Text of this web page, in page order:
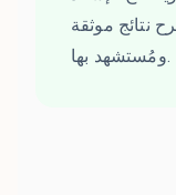
نتائج موثقة
ومُستشهد بها.